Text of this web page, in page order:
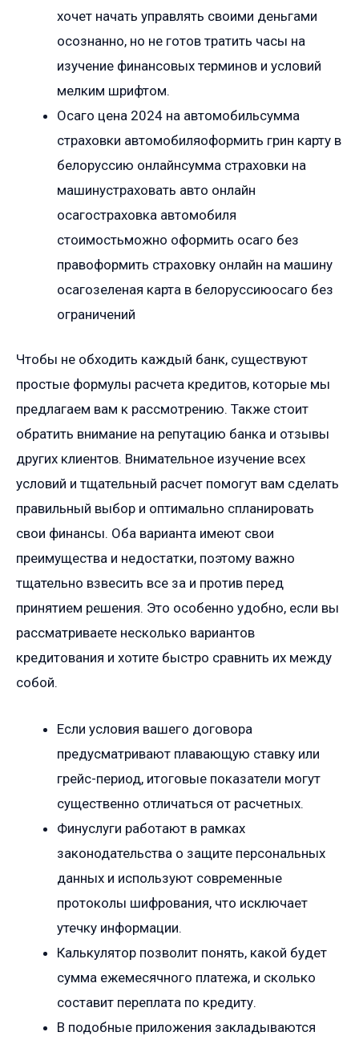
хочет начать управлять своими деньгами
осознанно, но не готов тратить часы на
изучение финансовых терминов и условий
мелким шрифтом.
Осаго цена 2024 на автомобильсумма
страховки автомобиляоформить грин карту в
белоруссию онлайнсумма страховки на
машинустраховать авто онлайн
осагостраховка автомобиля
стоимостьможно оформить осаго без
правоформить страховку онлайн на машину
осагозеленая карта в белоруссиюосаго без
ограничений
Чтобы не обходить каждый банк, существуют
простые формулы расчета кредитов, которые мы
предлагаем вам к рассмотрению. Также стоит
обратить внимание на репутацию банка и отзывы
других клиентов. Внимательное изучение всех
условий и тщательный расчет помогут вам сделать
правильный выбор и оптимально спланировать
свои финансы. Оба варианта имеют свои
преимущества и недостатки, поэтому важно
тщательно взвесить все за и против перед
принятием решения. Это особенно удобно, если вы
рассматриваете несколько вариантов
кредитования и хотите быстро сравнить их между
собой.
Если условия вашего договора
предусматривают плавающую ставку или
грейс-период, итоговые показатели могут
существенно отличаться от расчетных.
Финуслуги работают в рамках
законодательства о защите персональных
данных и используют современные
протоколы шифрования, что исключает
утечку информации.
Калькулятор позволит понять, какой будет
сумма ежемесячного платежа, и сколько
составит переплата по кредиту.
В подобные приложения закладываются